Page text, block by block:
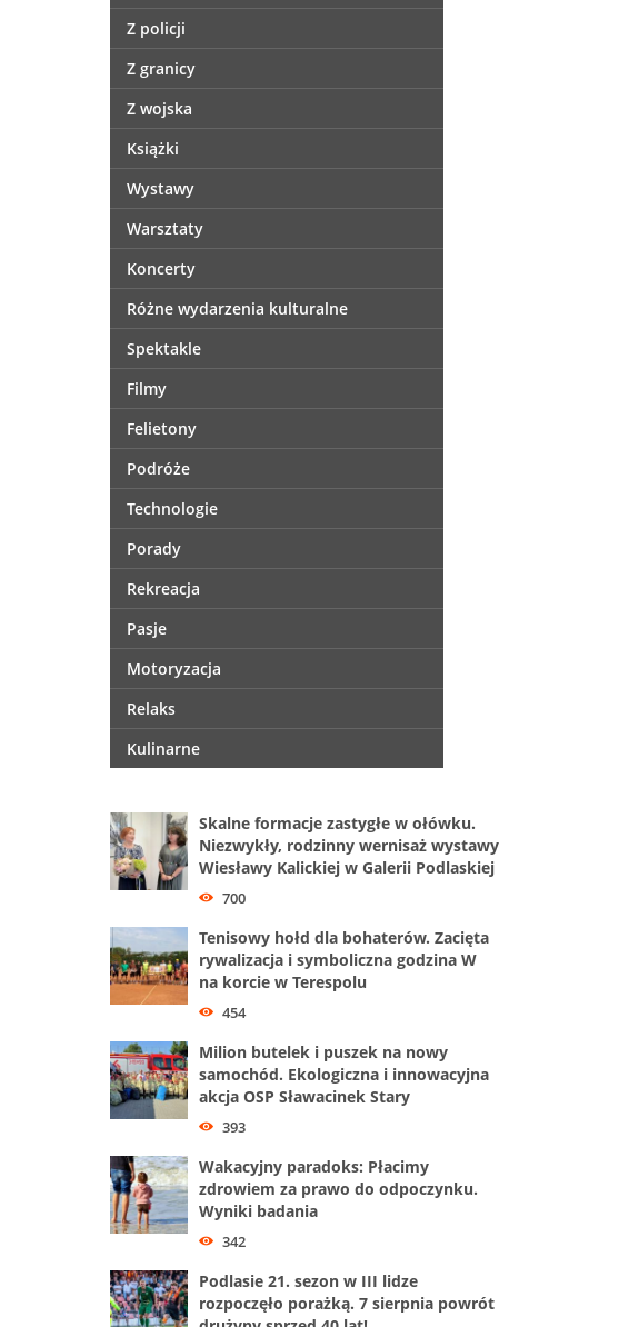
Z policji
Z granicy
Z wojska
Książki
Wystawy
Warsztaty
Koncerty
Różne wydarzenia kulturalne
Spektakle
Filmy
Felietony
Podróże
Technologie
Porady
Rekreacja
Pasje
Motoryzacja
Relaks
Kulinarne
Skalne formacje zastygłe w ołówku.
Niezwykły, rodzinny wernisaż wystawy
Wiesławy Kalickiej w Galerii Podlaskiej
700
Tenisowy hołd dla bohaterów. Zacięta
rywalizacja i symboliczna godzina W
na korcie w Terespolu
454
Milion butelek i puszek na nowy
samochód. Ekologiczna i innowacyjna
akcja OSP Sławacinek Stary
393
Wakacyjny paradoks: Płacimy
zdrowiem za prawo do odpoczynku.
Wyniki badania
342
Podlasie 21. sezon w III lidze
rozpoczęło porażką. 7 sierpnia powrót